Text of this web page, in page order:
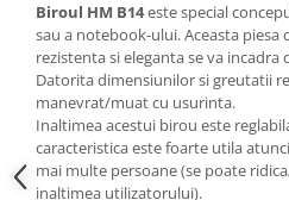
Mobilier gradinita
Mese gradinita
Scaune gradinita
Set mese si scaune gradinita
Mobilier copii
Mobila camera copii
Biroul HM B14este special
sau a notebook-ului. Aceasta piesa
rezistenta si eleganta se va incadra
Datorita dimensiunilor si greutatii
manevrat/muat cu usurinta.
Inaltimea acestui birou este
caracteristica este foarte utila
mai multe persoane (se poate
inaltimea utilizatorului).